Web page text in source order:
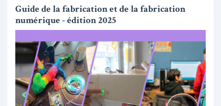
Guide de la fabrication et de la fabrication
numérique - édition 2025